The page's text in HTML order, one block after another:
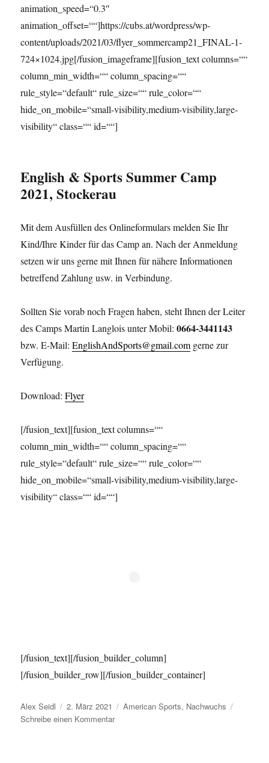
animation_speed=“0.3″
animation_offset=““]https://cubs.at/wordpress/wp-
content/uploads/2021/03/flyer_sommercamp21_FINAL-1-
724×1024.jpg[/fusion_imageframe][fusion_text columns=““
column_min_width=““ column_spacing=““
rule_style=“default“ rule_size=““ rule_color=““
hide_on_mobile=“small-visibility,medium-visibility,large-
visibility“ class=““ id=““]
English & Sports Summer Camp
2021, Stockerau
Mit dem Ausfüllen des Onlineformulars melden Sie Ihr
Kind/Ihre Kinder für das Camp an. Nach der Anmeldung
setzen wir uns gerne mit Ihnen für nähere Informationen
betreffend Zahlung usw. in Verbindung.
Sollten Sie vorab noch Fragen haben, steht Ihnen der Leiter
des Camps Martin Langlois unter Mobil:0664-3441143
bzw. E-Mail:EnglishAndSports@gmail.comgerne zur
Verfügung.
Download:Flyer
[/fusion_text][fusion_text columns=““
column_min_width=““ column_spacing=““
rule_style=“default“ rule_size=““ rule_color=““
hide_on_mobile=“small-visibility,medium-visibility,large-
visibility“ class=““ id=““]
[/fusion_text][/fusion_builder_column]
[/fusion_builder_row][/fusion_builder_container]
Autor
Alex Seidl
Veröffentlicht
am
2. März 2021 Kategorien
American Sports, Nachwuchs
Schreibe einen Kommentarzu